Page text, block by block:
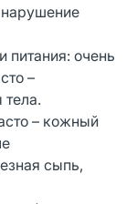
очень
–
– кожный
сыпь,